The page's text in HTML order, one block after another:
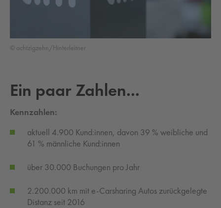
© achtzigzehn/Hinterleitner
Ein paar Zahlen...
Kennzahlen:
aktuell 4.900 Kund:innen, davon 39 % weibliche und
61 % männliche Kund:innen
über 30.000 Buchungen pro Jahr
2.200.000 km mit e-Carsharing Autos zurückgelegte
Distanz seit 2016